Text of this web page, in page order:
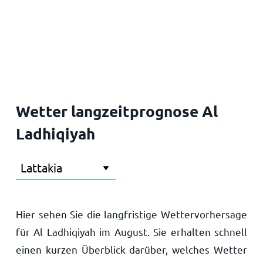
Wetter langzeitprognose Al
Ladhiqiyah
Hier sehen Sie die langfristige Wettervorhersage
für Al Ladhiqiyah im August. Sie erhalten schnell
einen kurzen Überblick darüber, welches Wetter